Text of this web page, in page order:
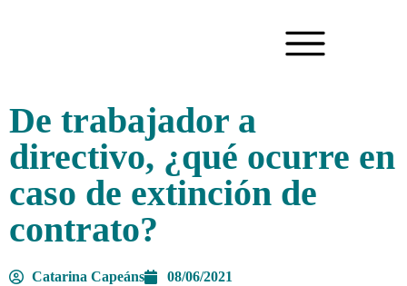
De trabajador a
directivo, ¿qué ocurre en
caso de extinción de
contrato?
Catarina Capeáns 08/06/2021